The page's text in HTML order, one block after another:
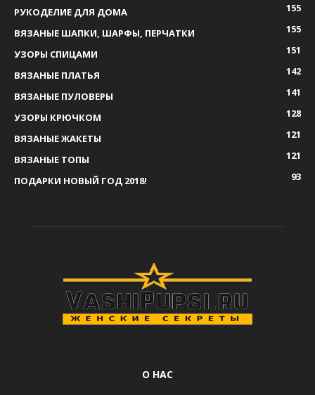
РУКОДЕЛИЕ ДЛЯ ДОМА
155
ВЯЗАНЫЕ ШАПКИ, ШАРФЫ, ПЕРЧАТКИ
155
УЗОРЫ СПИЦАМИ
151
ВЯЗАНЫЕ ПЛАТЬЯ
142
ВЯЗАНЫЕ ПУЛОВЕРЫ
141
УЗОРЫ КРЮЧКОМ
128
ВЯЗАНЫЕ ЖАКЕТЫ
121
ВЯЗАНЫЕ ТОПЫ
121
ПОДАРКИ НОВЫЙ ГОД 2018!
93
О НАС